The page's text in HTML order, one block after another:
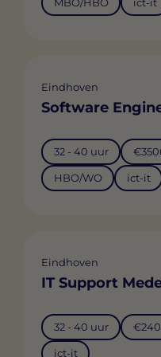
Eindhoven
Software
32 - 40 uur
HBO/WO ict-it
Eindhoven
IT Support
32 - 40 uur
ict-it